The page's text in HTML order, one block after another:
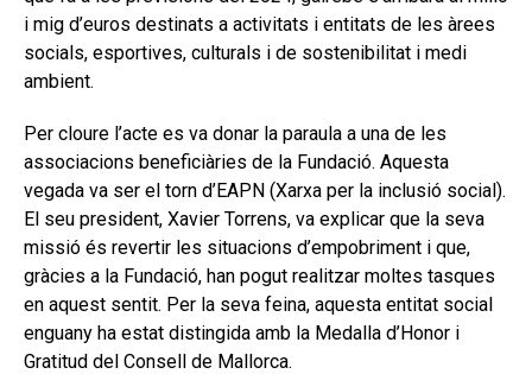
i mig d’euros destinats a activitats i entitats de les àrees
socials, esportives, culturals i de sostenibilitat i medi
ambient.
Per cloure l’acte es va donar la paraula a una de les
associacions beneficiàries de la Fundació. Aquesta
vegada va ser el torn d’EAPN (Xarxa per la inclusió social).
El seu president, Xavier Torrens, va explicar que la seva
missió és revertir les situacions d’empobriment i que,
gràcies a la Fundació, han pogut realitzar moltes tasques
en aquest sentit. Per la seva feina, aquesta entitat social
enguany ha estat distingida amb la Medalla d’Honor i
Gratitud del Consell de Mallorca.